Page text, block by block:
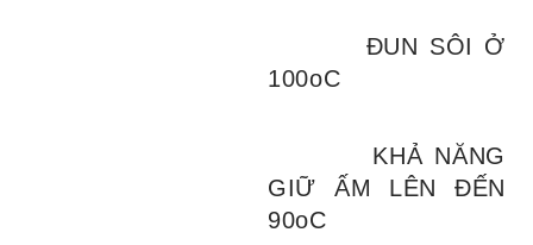
ĐUN SÔI Ở
100oC
KHẢ NĂNG
GIỮ ẤM LÊN ĐẾN
90oC